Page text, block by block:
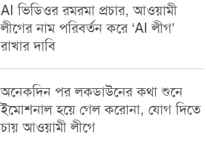
AI ভিডিওর রমরমা প্রচার, আওয়ামী
লীগের নাম পরিবর্তন করে ‘AI লীগ’
রাখার দাবি
অনেকদিন পর লকডাউনের কথা শুনে
ইমোশনাল হয়ে গেল করোনা, যোগ দিতে
চায় আওয়ামী লীগে